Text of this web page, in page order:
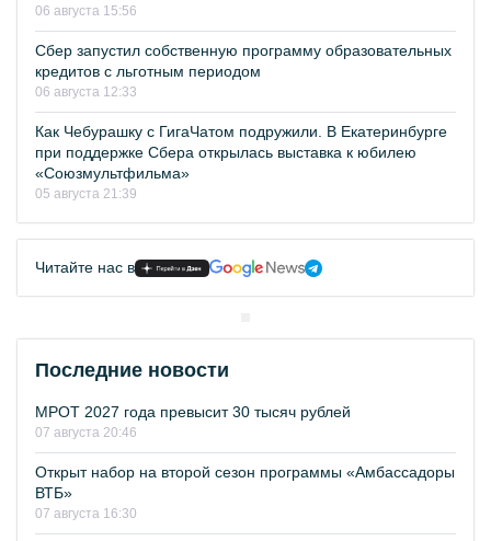
06 августа 15:56
Сбер запустил собственную программу образовательных
кредитов с льготным периодом
06 августа 12:33
Как Чебурашку с ГигаЧатом подружили. В Екатеринбурге
при поддержке Сбера открылась выставка к юбилею
«Союзмультфильма»
05 августа 21:39
Читайте нас в
Последние новости
МРОТ 2027 года превысит 30 тысяч рублей
07 августа 20:46
Открыт набор на второй сезон программы «Амбассадоры
ВТБ»
07 августа 16:30